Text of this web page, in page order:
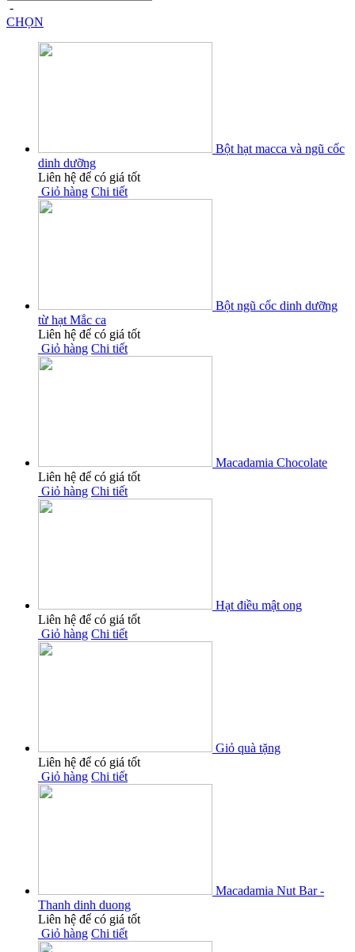
-
CHỌN
Bột hạt macca và ngũ cốc
dinh dưỡng
Liên hệ để có giá tốt
Giỏ hàng Chi tiết
Bột ngũ cốc dinh dưỡng
từ hạt Mắc ca
Liên hệ để có giá tốt
Giỏ hàng Chi tiết
Macadamia Chocolate
Liên hệ để có giá tốt
Giỏ hàng Chi tiết
Hạt điều mật ong
Liên hệ để có giá tốt
Giỏ hàng Chi tiết
Giỏ quà tặng
Liên hệ để có giá tốt
Giỏ hàng Chi tiết
Macadamia Nut Bar -
Thanh dinh duong
Liên hệ để có giá tốt
Giỏ hàng Chi tiết